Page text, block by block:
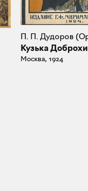
П. П. Дудоров
Кузька
Москва, 1924